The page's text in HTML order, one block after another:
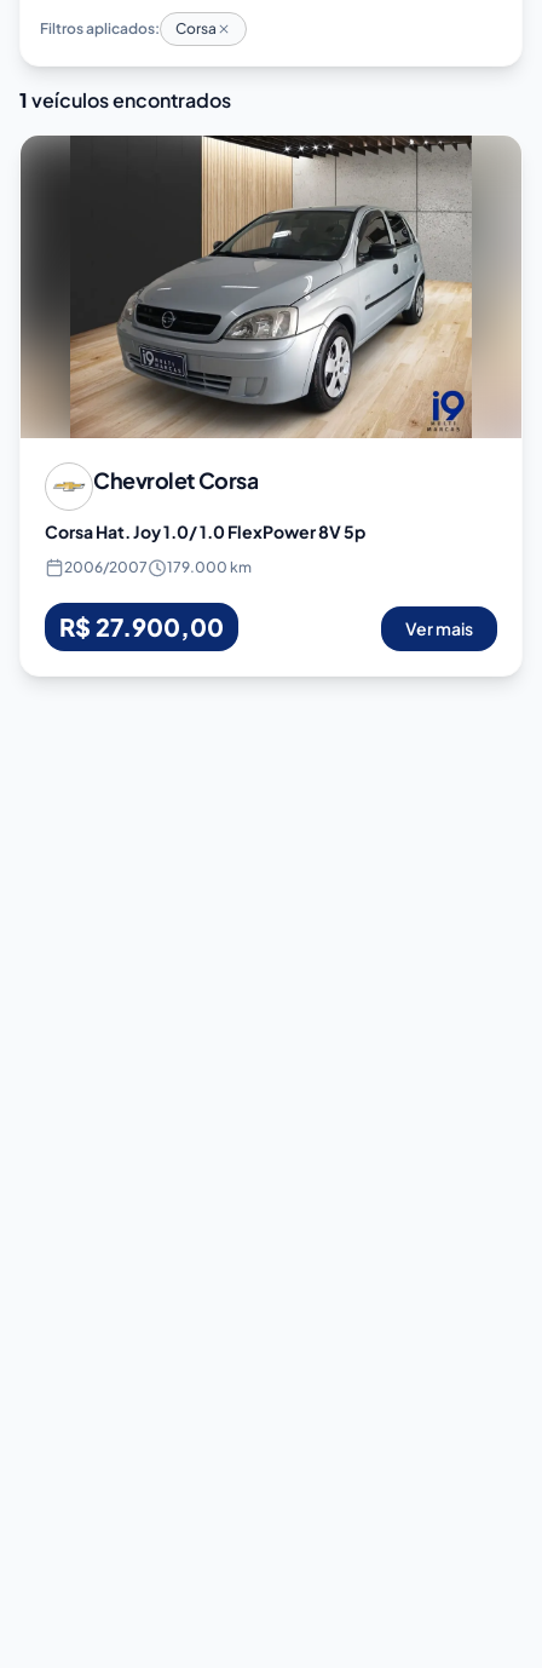
Filtros aplicados: Corsa
1veículos encontrados
ChevroletCorsa
Corsa Hat. Joy 1.0/ 1.0 FlexPower 8V 5p
2006/2007 179.000 km
R$ 27.900,00 Ver mais